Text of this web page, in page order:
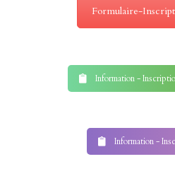
Formulaire-
Information -
Information -